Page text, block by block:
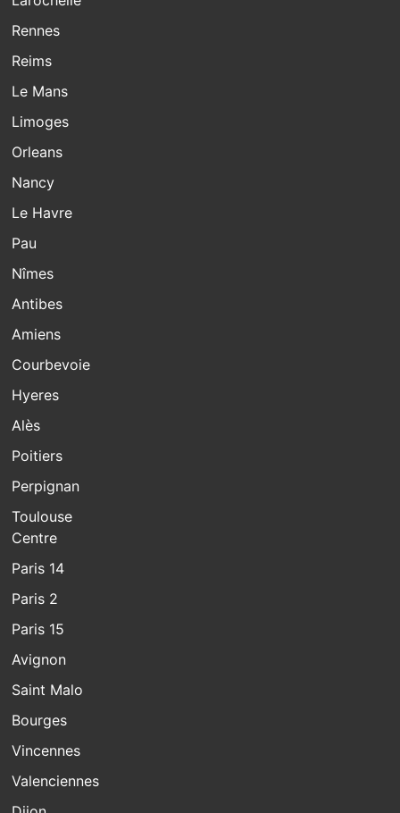
Rennes
Reims
Le Mans
Limoges
Orleans
Nancy
Le Havre
Pau
Nîmes
Antibes
Amiens
Courbevoie
Hyeres
Alès
Poitiers
Perpignan
Toulouse
Centre
Paris 14
Paris 2
Paris 15
Avignon
Saint Malo
Bourges
Vincennes
Valenciennes